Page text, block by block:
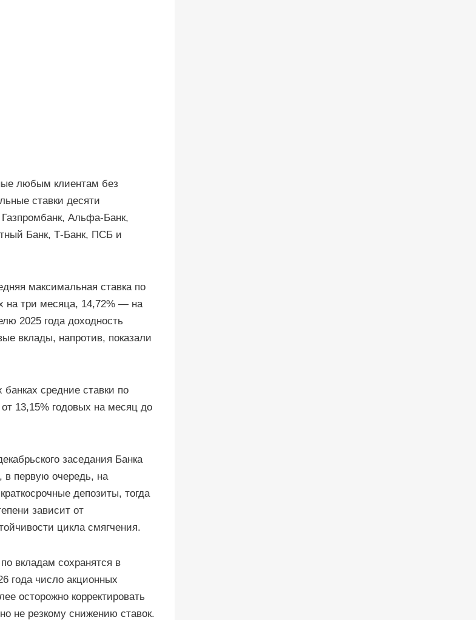
любым клиентам без
ставки десяти
Альфа-Банк,
Банк, Т-Банк, ПСБ и
максимальная ставка по
на три месяца, 14,72% — на
2025 года доходность
вклады, напротив, показали
средние ставки по
13,15% годовых на месяц до
заседания Банка
в первую очередь, на
депозиты, тогда
зависит от
цикла смягчения.
вкладам сохранятся в
года число акционных
осторожно корректировать
не резкому снижению ставок.